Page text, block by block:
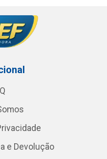
e Devolução